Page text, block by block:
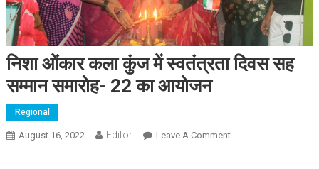
निशा ओंकार कला कुंज में स्वतंत्रता दिवस सह
सम्मान समारोह- 22 का आयोजन
Regional
August 16, 2022 Editor Leave A CommentOn निशा ओंकार कला कुंज